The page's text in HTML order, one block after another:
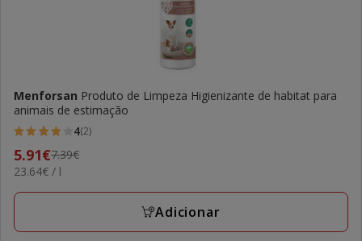
Menforsan Produto de Limpeza Higienizante de habitat para
animais de estimação
4
estrelas
com
2
4(2)
Preço
anterior
7.39€,
final
5.91€7.39€
23.64€
L
23.64€ / l
Adicionar